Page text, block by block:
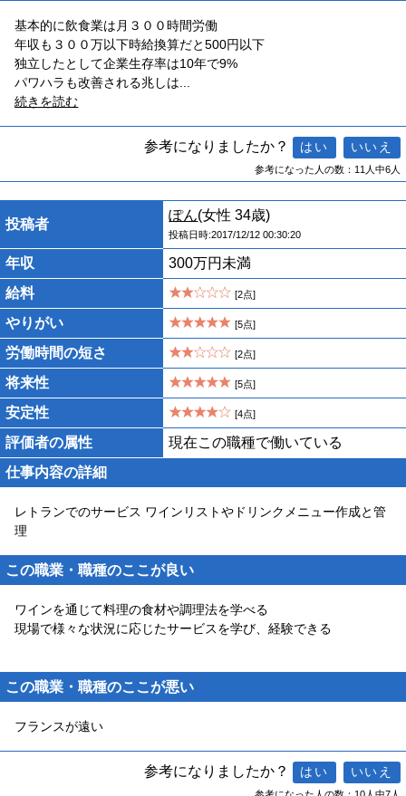
基本的に飲食業は月３００時間労働
年収も３００万以下時給換算だと500円以下
独立したとして企業生存率は10年で9%
パワハラも改善される兆しは
続きを読む
参考になりましたか？
参考になった人の数：11人中6人
投稿者
ぽん(女性 34歳)
投稿日時:2017/12/12 00:30:20
年収
300万円未満
給料
[2点]
やりがい [5点]
労働時間の短さ [2点]
将来性 [5点]
安定性 [4点]
評価者の属性
現在この職種で働いている
仕事内容の詳細
レトランでのサービス ワインリストやドリンクメニュー作成と管
理
この職業・職種のここが良い
ワインを通じて料理の食材や調理法を学べる
現場で様々な状況に応じたサービスを学び、経験できる
この職業・職種のここが悪い
フランスが遠い
参考になりましたか？